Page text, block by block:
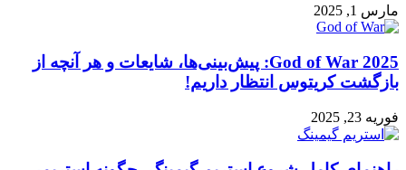
مارس 1, 2025
God of War 2025: پیش‌بینی‌ها، شایعات و هر آنچه از
بازگشت کریتوس انتظار داریم!
فوریه 23, 2025